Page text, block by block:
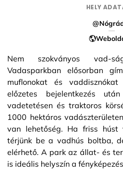
HELY
Nem szokványos vad-
Vadasparkban elősorban
muflonokat és
előzetes bejelentkezés
vadetetésen és traktoros
1000 hektáros
van lehetőség. Ha friss húst
térjünk be a vadhús boltba,
elérhető. A park az állat- és
is ideális helyszín a